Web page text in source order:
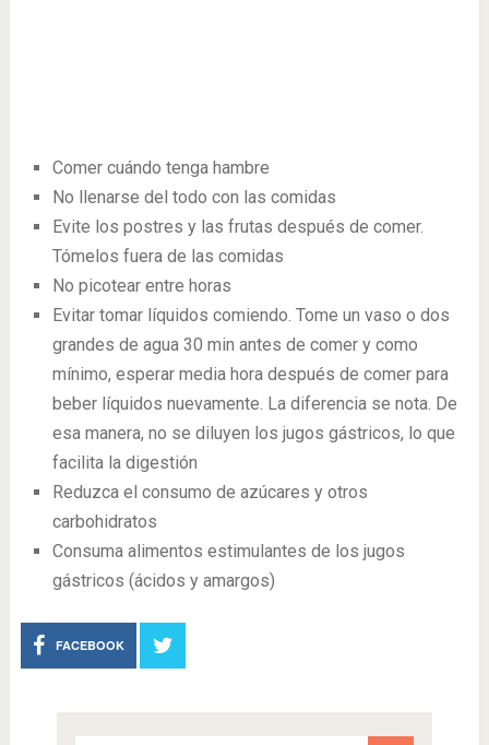
Comer cuándo tenga hambre
No llenarse del todo con las comidas
Evite los postres y las frutas después de comer.
Tómelos fuera de las comidas
No picotear entre horas
Evitar tomar líquidos comiendo. Tome un vaso o dos
grandes de agua 30 min antes de comer y como
mínimo, esperar media hora después de comer para
beber líquidos nuevamente. La diferencia se nota. De
esa manera, no se diluyen los jugos gástricos, lo que
facilita la digestión
Reduzca el consumo de azúcares y otros
carbohidratos
Consuma alimentos estimulantes de los jugos
gástricos (ácidos y amargos)
FACEBOOK